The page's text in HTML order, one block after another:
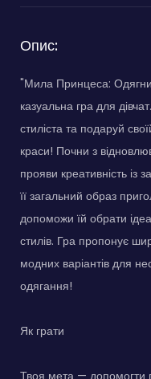
Опис:
"Мила Принцеса:
казуальна гра для
стиліста та подаруй
краси! Почни з
прояви креативність із
її загальний образ
допоможи їй обрати
стилів. Гра пропонує
модних варіантів для
одягання!
Як грати
Твоя мета — допомогти